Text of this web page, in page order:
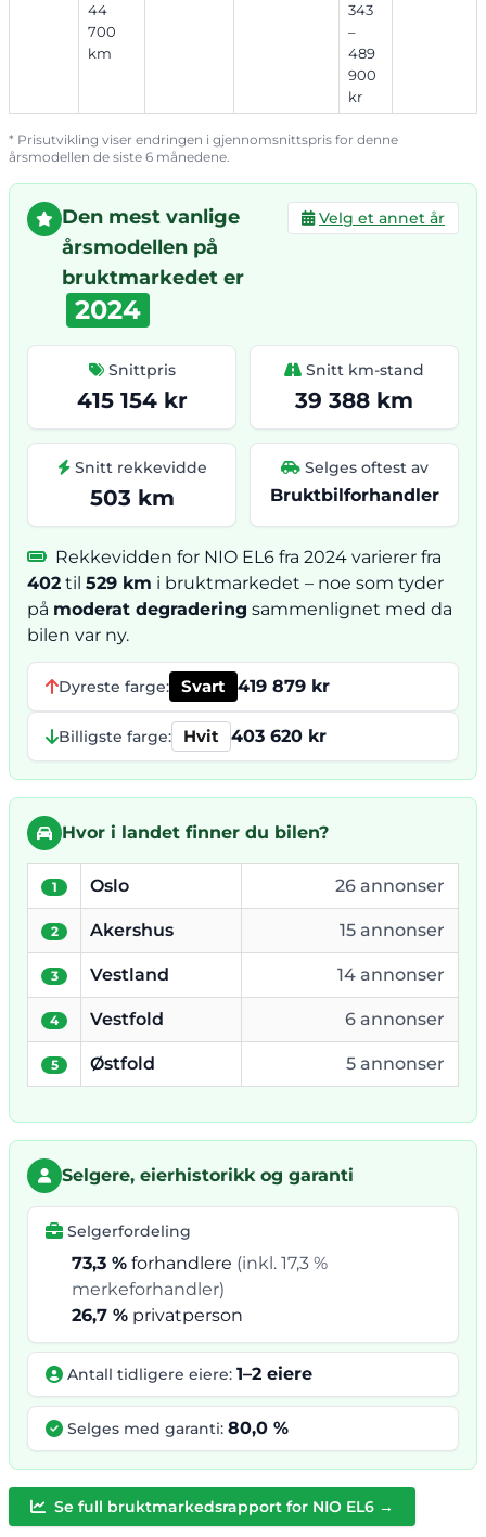
44
700
km
343
–
489
900
kr
* Prisutvikling viser endringen i gjennomsnittspris for denne
årsmodellen de siste 6 månedene.
Den mest vanlige
årsmodellen på
bruktmarkedet er
2024
Velg et annet år
Snittpris
415 154 kr
Snitt km-stand
39 388 km
Snitt rekkevidde
503 km
Selges oftest av
Bruktbilforhandler
Rekkevidden for NIO EL6 fra 2024 varierer fra
402 til 529 km i bruktmarkedet – noe som tyder
på moderat degradering sammenlignet med da
bilen var ny.
Dyreste farge: Svart 419 879 kr
Billigste farge: Hvit 403 620 kr
Hvor i landet finner du bilen?
1 Oslo 26 annonser
2 Akershus 15 annonser
3 Vestland 14 annonser
4 Vestfold 6 annonser
5 Østfold 5 annonser
Selgere, eierhistorikk og garanti
Selgerfordeling
73,3 % forhandlere (inkl. 17,3 %
merkeforhandler)
26,7 % privatperson
Antall tidligere eiere: 1–2 eiere
Selges med garanti: 80,0 %
Se full bruktmarkedsrapport for NIO EL6 →